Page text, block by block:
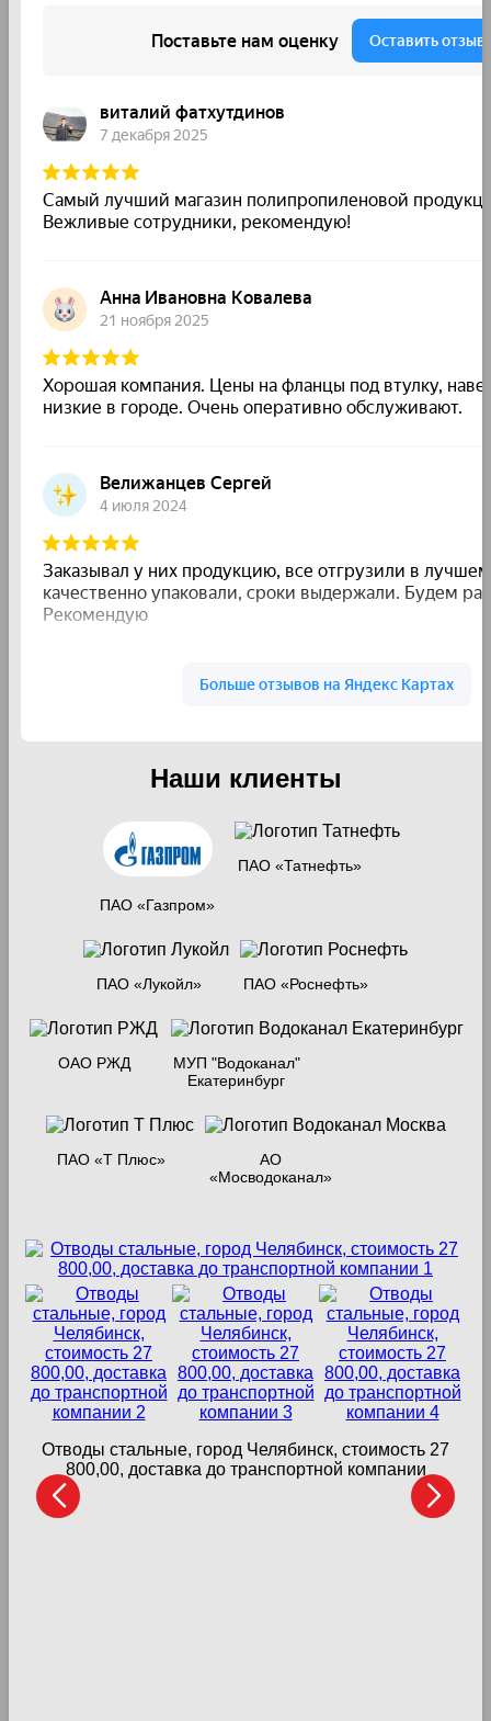
Наши клиенты
ПАО «Газпром»
ПАО «Татнефть»
ПАО «Лукойл» ПАО «Роснефть»
ОАО РЖД
МУП "Водоканал"
Екатеринбург
ПАО «Т Плюс»
АО
«Мосводоканал»
Отводы стальные, город Челябинск, стоимость 27
800,00, доставка до транспортной компании